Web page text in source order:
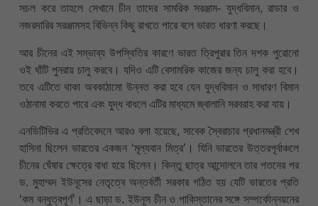
সচল করে তাহলে সেখানে চীন তাদের সামরিক সরঞ্জাম- যুদ্ধবিমান, রাডার ও
নজরদারির সরঞ্জামসহ বিভিন্ন কিছু রাখতে পারে বলে ভারত ধারণা করছে।
আর চীনের এই সম্ভাব্য উপস্থিতির কারণে ভারত ত্রিপুরার তিন দশক পুরোনো
ওই ঘাঁটি পুনরায় চালু করবে। যদিও এটি বেসামরিক কাজের জন্য চালু করা হবে।
তবে এটিতে থাকা অবকাঠামো উন্নত করা হবে যেন যুদ্ধবিমান ও সাধারণ বিমান
ওঠানামা করতে পারে এবং যুদ্ধ বাধলে এটির মাধ্যমে জ্বালানি সরবরাহ করা যায়।
এনডিটিভির এ প্রতিবেদনে আরও বলা হয়েছে, সাবেক স্বৈরাচার প্রধানমন্ত্রী শেখ
হাসিনা ছিলেন ভারতের একজন ‘মূল্যবান মিত্র’। যিনি ভারতের উত্তরপূর্বাঞ্চলে
চীনের ঘেঁষার ক্ষেত্রে বাধা হয়ে ছিলেন। কিন্তু ছাত্র আন্দোলনে তার পতনের পর
ড. মুহাম্মদ ইউনূসের নেতৃত্বে অন্তর্বর্তী সরকার গঠিত হয় যেটি ভারতের প্রতি
‘কম বন্ধুত্বপূর্ণ’। এ ছাড়া ড. ইউনূস চীন ও পাকিস্তানের সঙ্গে সম্পর্কোন্নয়নের